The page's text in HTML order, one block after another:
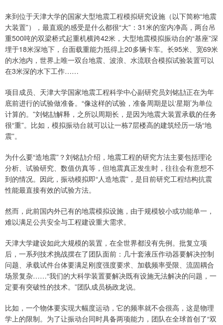
来到位于天津大学的国家大型地震工程模拟研究设施（以下简称“地震
大装置”），最直观的感受是什么都很“大”：31米的室内净高，两台吊
重500吨的双梁桥式起重机横跨42米，大型地震模拟振动台的“基座”深
埋于18米深地下，台面载重能力抵得上20多辆卡车。长95米、宽69米
的水池内，世界上唯一双台地震、波浪、水流联合模拟试验装置可以
在3米深的水下工作……
项目成员、天津大学国家地震工程科学中心副研究员刘铭劼正在为年
底前进行的试验做准备。“像这样的试验，准备周期是以‘星期’为单位
计算的。”刘铭劼解释，之所以周期长，是因为地震大装置承载的任务
很“重”。比如，模拟振动台就可以让一栋7层楼高的建筑经历一场“地
震”。
为什么要“造地震”？刘铭劼介绍，地震工程的研究方法主要包括理论
分析、试验研究、数值仿真等，但地震真正发生时，往往会有意想不
到的情况。因此，振动模拟即“人造地震”，是目前研究工程结构抗震
性能最直接有效的试验方法。
然而，此前国内外已有的地震模拟设施，由于规模较小或功能单一，
难以满足公共安全与工程建设重大需求。
天津大学建设如此大规模的装置，在全世界都没有先例。批复立项
后，一系列技术挑战摆在了团队面前：几十套液压作动器要解决控制
问题、承载试件台体要满足刚度强度要求、加载频率受限、流固耦合
场景复杂……“我们的大科学装置要解决既有设施无法解决的问题，一
定要有突破性的技术。”团队成员杨政龙说。
比如，一个物体要实现大幅度运动，它的频率就不会很高，这是物理
学上的限制。为了让振动台同时具备两项能力，团队在全球首创了“双